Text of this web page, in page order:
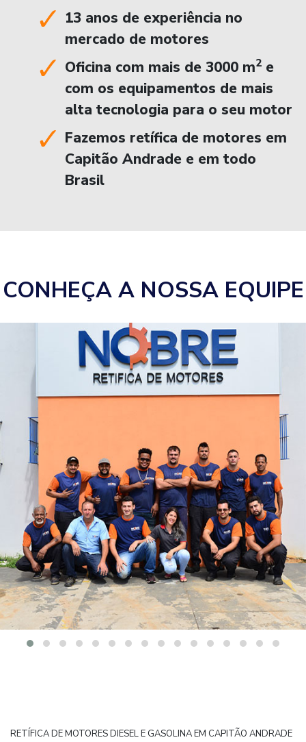
13 anos de experiência no
mercado de motores
Oficina com mais de 3000 m2 e
com os equipamentos de mais
alta tecnologia para o seu motor
Fazemos retífica de motores em
Capitão Andrade e em todo
Brasil
CONHEÇA A NOSSA EQUIPE
RETÍFICA DE MOTORES DIESEL E GASOLINA EM CAPITÃO ANDRADE